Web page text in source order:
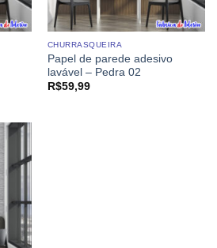
CHURRASQUEIRA
Papel de parede adesivo
lavável – Pedra 02
R$59,99